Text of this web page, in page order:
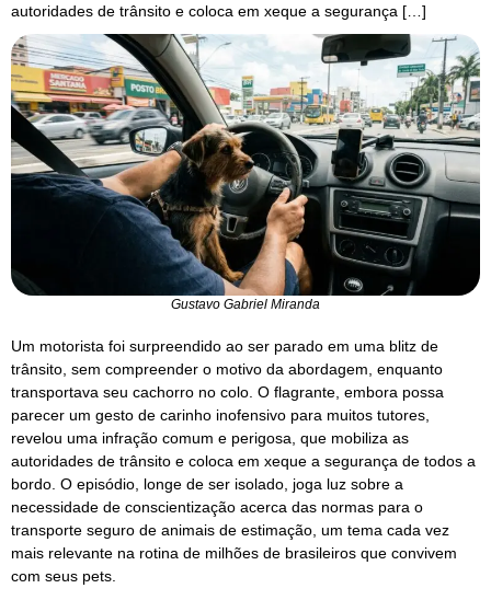
autoridades de trânsito e coloca em xeque a segurança […]
Gustavo Gabriel Miranda
Um motorista foi surpreendido ao ser parado em uma blitz de
trânsito, sem compreender o motivo da abordagem, enquanto
transportava seu cachorro no colo. O flagrante, embora possa
parecer um gesto de carinho inofensivo para muitos tutores,
revelou uma infração comum e perigosa, que mobiliza as
autoridades de trânsito e coloca em xeque a segurança de todos a
bordo. O episódio, longe de ser isolado, joga luz sobre a
necessidade de conscientização acerca das normas para o
transporte seguro de animais de estimação, um tema cada vez
mais relevante na rotina de milhões de brasileiros que convivem
com seus pets.